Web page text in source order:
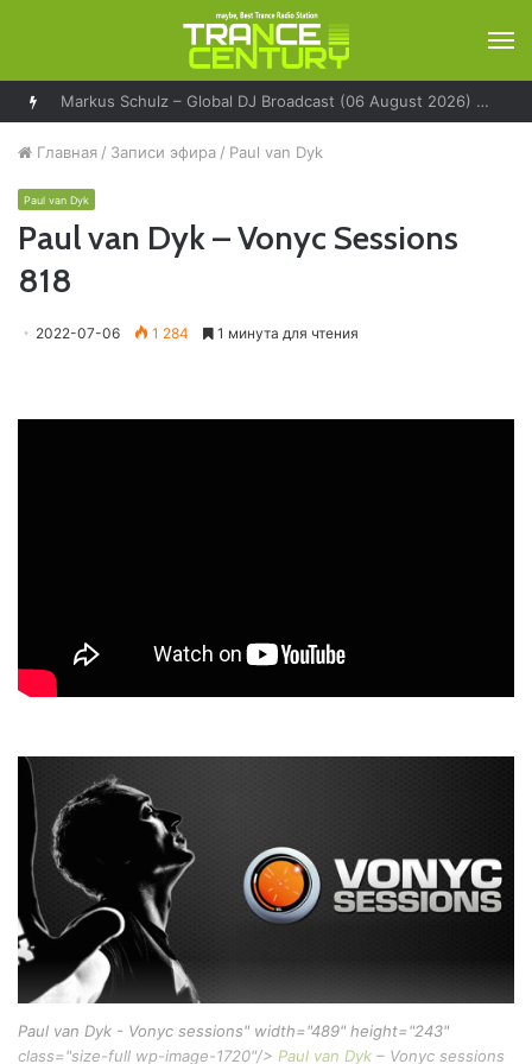
Ruben de Ronde – Statement! Radio 032
Главная / Записи эфира / Paul van Dyk
Paul van Dyk
Paul van Dyk – Vonyc Sessions
818
2022-07-06 1 284 1 минута для чтения
Paul van Dyk - Vonyc sessions" width="489" height="243"
class="size-full wp-image-1720"/> Paul van Dyk – Vonyc sessions